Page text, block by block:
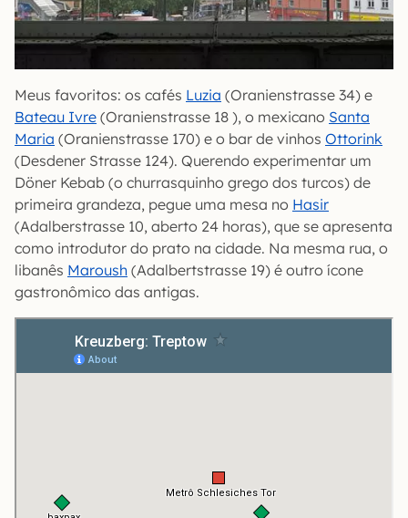
Meus favoritos: os cafés Luzia (Oranienstrasse 34) e
Bateau Ivre (Oranienstrasse 18 ), o mexicano Santa
Maria (Oranienstrasse 170) e o bar de vinhos Ottorink
(Desdener Strasse 124). Querendo experimentar um
Döner Kebab (o churrasquinho grego dos turcos) de
primeira grandeza, pegue uma mesa no Hasir
(Adalberstrasse 10, aberto 24 horas), que se apresenta
como introdutor do prato na cidade. Na mesma rua, o
libanês Maroush (Adalbertstrasse 19) é outro ícone
gastronômico das antigas.